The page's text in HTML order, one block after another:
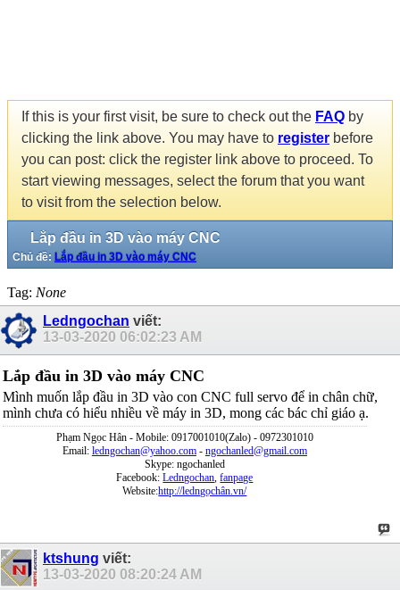
If this is your first visit, be sure to check out the FAQ by
clicking the link above. You may have to register before
you can post: click the register link above to proceed. To
start viewing messages, select the forum that you want
to visit from the selection below.
Lắp đầu in 3D vào máy CNC
Chủ đề: Lắp đầu in 3D vào máy CNC
Tag: None
Ledngochan viết:
13-03-2020 06:02:23 AM
Lắp đầu in 3D vào máy CNC
Mình muốn lắp đầu in 3D vào con CNC full servo để in chân chữ,
mình chưa có hiểu nhiều về máy in 3D, mong các bác chỉ giáo ạ.
Phạm Ngọc Hân - Mobile: 0917001010(Zalo) - 0972301010
Email: ledngochan@yahoo.com- ngochanled@gmail.com
Skype: ngochanled
Facebook:Ledngochan,fanpage
Website:http://ledngọchân.vn/
ktshung viết:
13-03-2020 08:20:24 AM